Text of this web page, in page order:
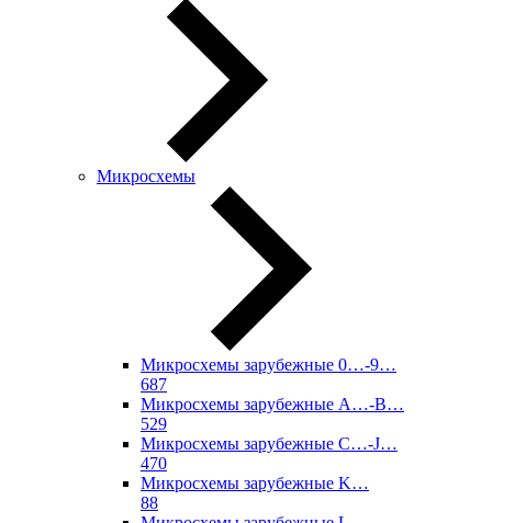
Микросхемы
Микросхемы зарубежные 0…-9…
687
Микросхемы зарубежные A…-B…
529
Микросхемы зарубежные C…-J…
470
Микросхемы зарубежные K…
88